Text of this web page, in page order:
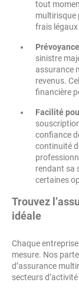
tout
multirisque
frais légaux
sinistre
assurance
revenus.
financière
Facilité
confiance
continuité
rendant sa
certaines
Trouvez
idéale
Chaque
mesure. Nos
d’assurance
secteurs